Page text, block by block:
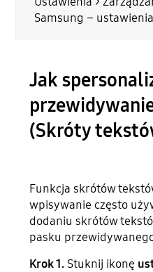
Samsung –
Jak
(Skróty
Funkcja skrótów
wpisywanie często
dodaniu skrótów
pasku
Krok 1. Stuknij ikonę